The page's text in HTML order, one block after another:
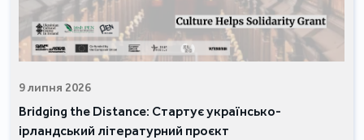
9 липня 2026
Bridging the Distance: Стартує українсько-
ірландський літературний проєкт